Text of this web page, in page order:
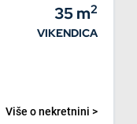
35m2
VIKENDICA
Više o nekretnini >